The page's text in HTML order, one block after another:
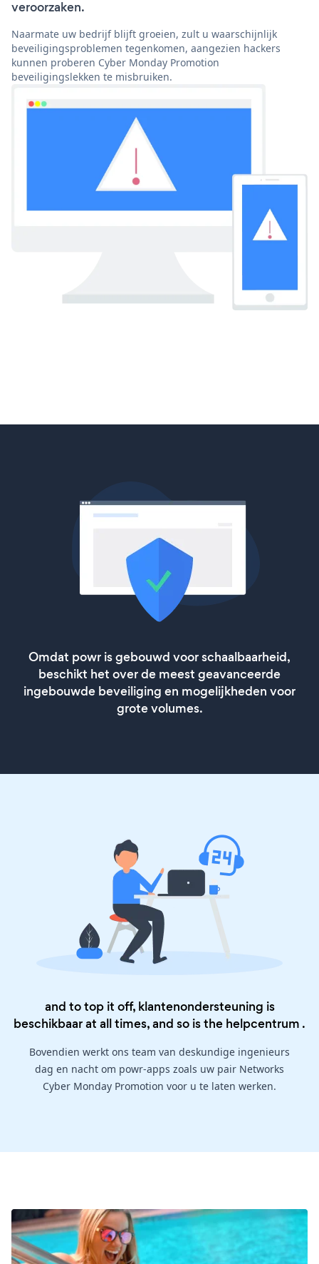
veroorzaken.
Naarmate uw bedrijf blijft groeien, zult u waarschijnlijk
beveiligingsproblemen tegenkomen, aangezien hackers
kunnen proberen Cyber Monday Promotion
beveiligingslekken te misbruiken.
Omdat powr is gebouwd voor schaalbaarheid,
beschikt het over de meest geavanceerde
ingebouwde beveiliging en mogelijkheden voor
grote volumes.
and to top it off, klantenondersteuning is
beschikbaar at all times, and so is the helpcentrum .
Bovendien werkt ons team van deskundige ingenieurs
dag en nacht om powr-apps zoals uw pair Networks
Cyber Monday Promotion voor u te laten werken.